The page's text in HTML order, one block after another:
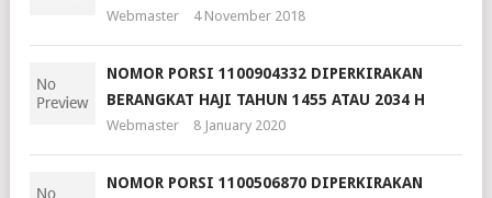
Webmaster 4 November 2018
NOMOR PORSI 1100904332 DIPERKIRAKAN
BERANGKAT HAJI TAHUN 1455 ATAU 2034 H
Webmaster 8 January 2020
NOMOR PORSI 1100506870 DIPERKIRAKAN